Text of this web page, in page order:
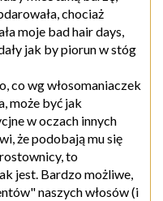
chociaż
moje bad hair days,
jak by piorun w stóg
co wg włosomaniaczek
może być jak
w oczach innych
że podobają mu się
to
jest. Bardzo możliwe,
naszych włosów (i